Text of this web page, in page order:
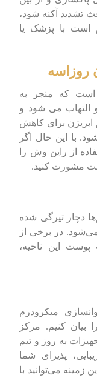
تشدید آکنه شود،
است با پزشک یا
روزاسه
است که منجر به
می شود و
ابریژن برای کاهش
با این حال اگر
از راین وش را
مشورت کنید.
دچار تیرگی شده
می‌شود. در برخی از
پوست این ناحیه،
میکرودرم
بیان کنیم. مرکز
به روز و تیم
پذیرای شما
زمینه می‌توانید با